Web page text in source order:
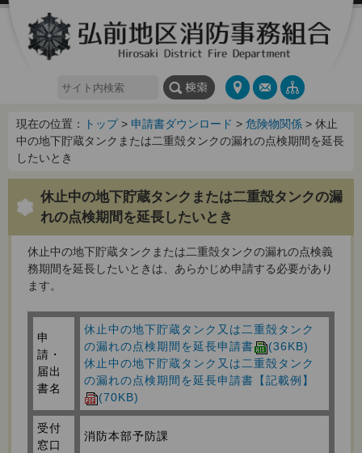
現在の位置： トップ> 申請書ダウンロード > 危険物関係 > 休止
中の地下貯蔵タンクまたは二重殻タンクの漏れの点検期間を延長
したいとき
休止中の地下貯蔵タンクまたは二重殻タンクの漏
れの点検期間を延長したいとき
休止中の地下貯蔵タンクまたは二重殻タンクの漏れの点検義
務期間を延長したいときは、あらかじめ申請する必要があり
ます。
申
請・
届出
書名
休止中の地下貯蔵タンク又は二重殻タンク
の漏れの点検期間を延長申請書
(36KB)
休止中の地下貯蔵タンク又は二重殻タンク
の漏れの点検期間を延長申請書【記載例】
(70KB)
受付
窓口
消防本部予防課